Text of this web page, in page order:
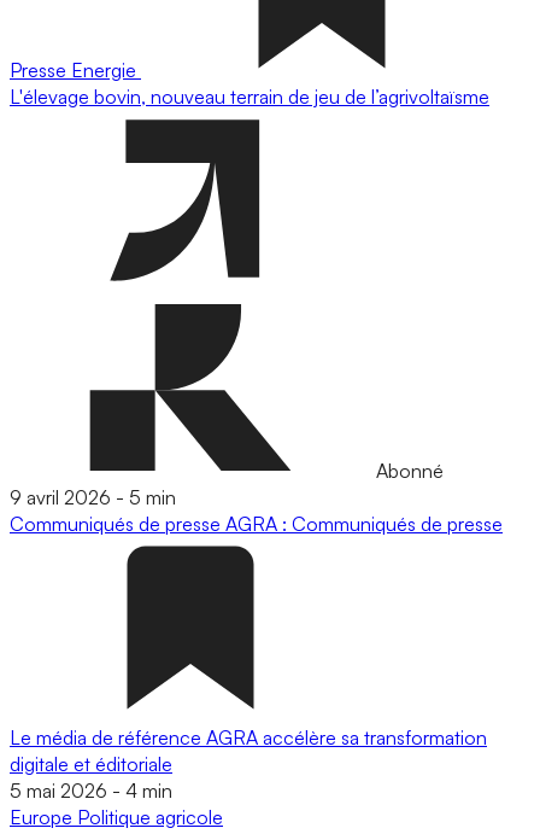
Presse Energie
L'élevage bovin, nouveau terrain de jeu de l’agrivoltaïsme
Abonné
9 avril 2026 - 5 min
Communiqués de presse AGRA : Communiqués de presse
Le média de référence AGRA accélère sa transformation
digitale et éditoriale
5 mai 2026 - 4 min
Europe Politique agricole